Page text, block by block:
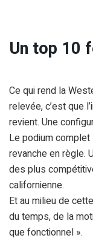
Un top 10
Ce qui rend la
relevée, c’est que
revient. Une
Le podium
revanche en règle.
des plus
californienne.
Et au milieu de
du temps, de la
que fonctionnel ».